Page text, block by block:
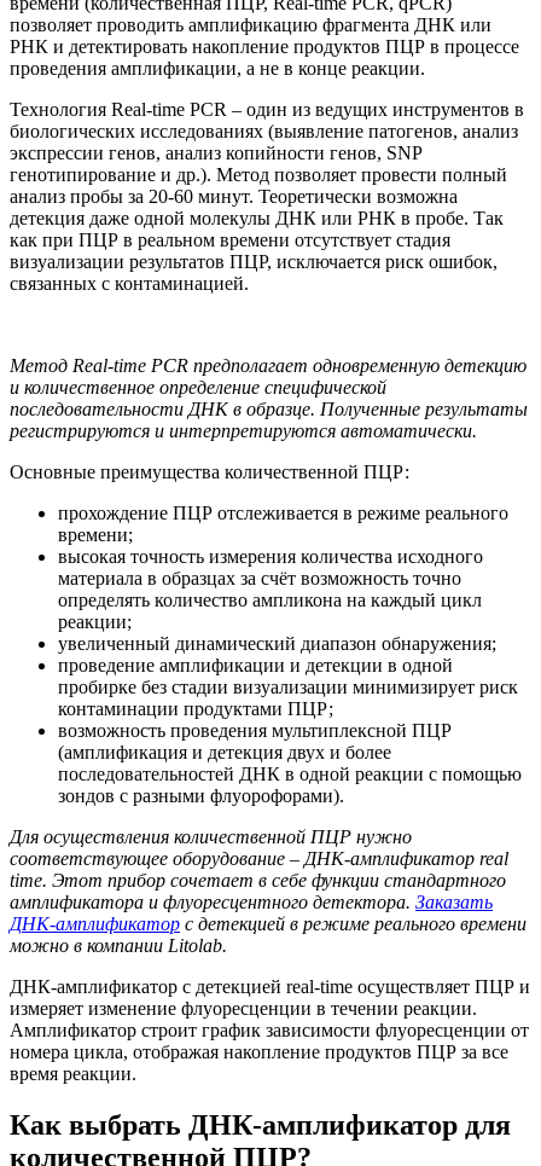
позволяет проводить амплификацию фрагмента ДНК или
РНК и детектировать накопление продуктов ПЦР в процессе
проведения амплификации, а не в конце реакции.
Технология Real-time PCR – один из ведущих инструментов в
биологических исследованиях (выявление патогенов, анализ
экспрессии генов, анализ копийности генов, SNP
генотипирование и др.). Метод позволяет провести полный
анализ пробы за 20-60 минут. Теоретически возможна
детекция даже одной молекулы ДНК или РНК в пробе. Так
как при ПЦР в реальном времени отсутствует стадия
визуализации результатов ПЦР, исключается риск ошибок,
связанных с контаминацией.
Метод Real-time PCR предполагает одновременную детекцию
и количественное определение специфической
последовательности ДНК в образце. Полученные результаты
регистрируются и интерпретируются автоматически.
Основные преимущества количественной ПЦР:
прохождение ПЦР отслеживается в режиме реального
времени;
высокая точность измерения количества исходного
материала в образцах за счёт возможность точно
определять количество ампликона на каждый цикл
реакции;
увеличенный динамический диапазон обнаружения;
проведение амплификации и детекции в одной
пробирке без стадии визуализации минимизирует риск
контаминации продуктами ПЦР;
возможность проведения мультиплексной ПЦР
(амплификация и детекция двух и более
последовательностей ДНК в одной реакции с помощью
зондов с разными флуорофорами).
Для осуществления количественной ПЦР нужно
соответствующее оборудование – ДНК-амплификатор real
time. Этот прибор сочетает в себе функции стандартного
амплификатора и флуоресцентного детектора. Заказать
ДНК-амплификатор с детекцией в режиме реального времени
можно в компании Litolab.
ДНК-амплификатор с детекцией real-time осуществляет ПЦР и
измеряет изменение флуоресценции в течении реакции.
Амплификатор строит график зависимости флуоресценции от
номера цикла, отображая накопление продуктов ПЦР за все
время реакции.
Как выбрать ДНК-амплификатор для
количественной ПЦР?